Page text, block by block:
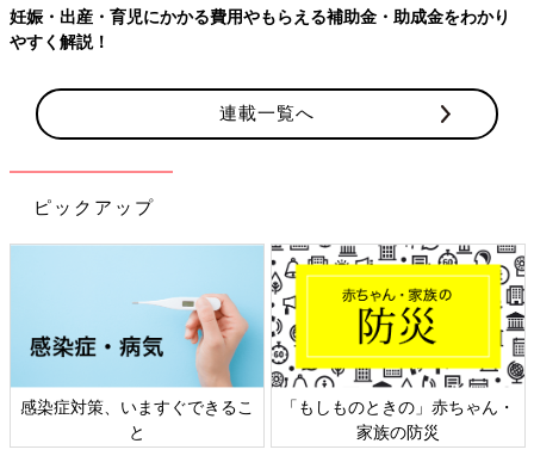
補助金・助成金をわかり 【ワクチン接種できるものも】妊婦の
連載一覧へ
ピックアップ
感染症対策、いますぐできるこ
と
「もしものときの」赤ちゃん・
家族の防災